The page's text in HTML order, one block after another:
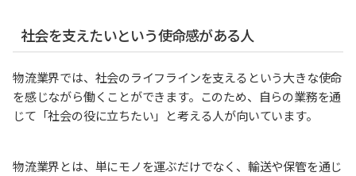
社会を支えたいという使命感がある人
物流業界では、社会のライフラインを支えるという大きな使命
を感じながら働くことができます。このため、自らの業務を通
じて「社会の役に立ちたい」と考える人が向いています。
物流業界とは、単にモノを運ぶだけでなく、輸送や保管を通じ